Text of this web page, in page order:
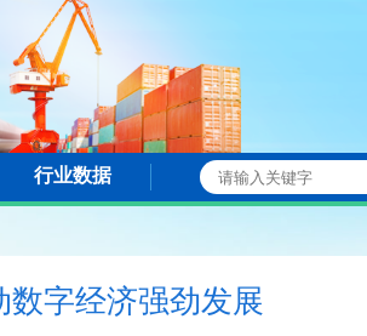
行业数据
字经济强劲发展